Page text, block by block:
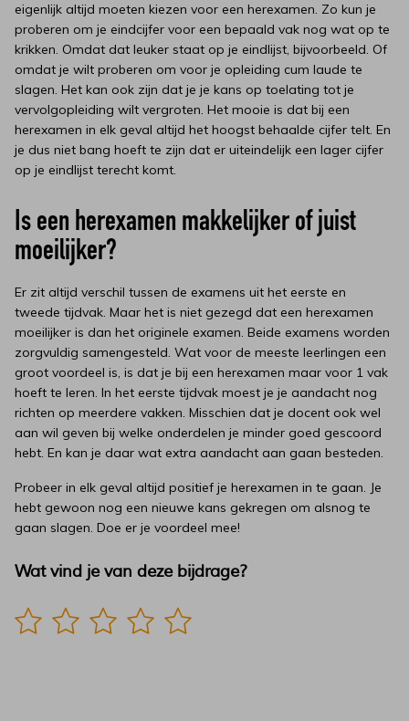
eigenlijk altijd moeten kiezen voor een herexamen. Zo kun je
proberen om je eindcijfer voor een bepaald vak nog wat op te
krikken. Omdat dat leuker staat op je eindlijst, bijvoorbeeld. Of
omdat je wilt proberen om voor je opleiding cum laude te
slagen. Het kan ook zijn dat je je kans op toelating tot je
vervolgopleiding wilt vergroten. Het mooie is dat bij een
herexamen in elk geval altijd het hoogst behaalde cijfer telt. En
je dus niet bang hoeft te zijn dat er uiteindelijk een lager cijfer
op je eindlijst terecht komt.
Is een herexamen makkelijker of juist
moeilijker?
Er zit altijd verschil tussen de examens uit het eerste en
tweede tijdvak. Maar het is niet gezegd dat een herexamen
moeilijker is dan het originele examen. Beide examens worden
zorgvuldig samengesteld. Wat voor de meeste leerlingen een
groot voordeel is, is dat je bij een herexamen maar voor 1 vak
hoeft te leren. In het eerste tijdvak moest je je aandacht nog
richten op meerdere vakken. Misschien dat je docent ook wel
aan wil geven bij welke onderdelen je minder goed gescoord
hebt. En kan je daar wat extra aandacht aan gaan besteden.
Probeer in elk geval altijd positief je herexamen in te gaan. Je
hebt gewoon nog een nieuwe kans gekregen om alsnog te
gaan slagen. Doe er je voordeel mee!